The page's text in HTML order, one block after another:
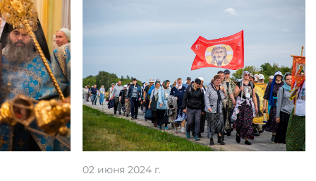
02 июня 2024 г.